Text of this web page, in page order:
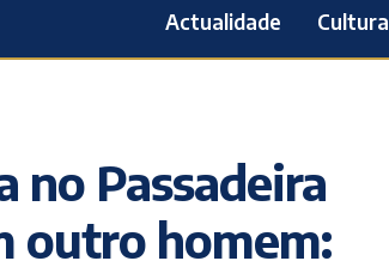
Actualidade Cultura
no Passadeira
outro homem: